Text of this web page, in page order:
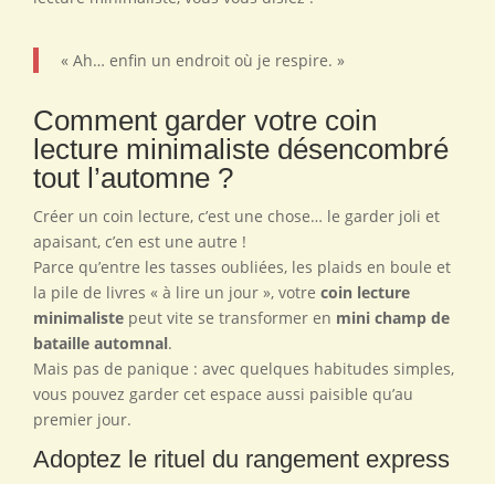
« Ah… enfin un endroit où je respire. »
Comment garder votre coin
lecture minimaliste désencombré
tout l’automne ?
Créer un coin lecture, c’est une chose… le garder joli et
apaisant, c’en est une autre !
Parce qu’entre les tasses oubliées, les plaids en boule et
la pile de livres « à lire un jour », votre coin lecture
minimaliste peut vite se transformer en mini champ de
bataille automnal.
Mais pas de panique : avec quelques habitudes simples,
vous pouvez garder cet espace aussi paisible qu’au
premier jour.
Adoptez le rituel du rangement express